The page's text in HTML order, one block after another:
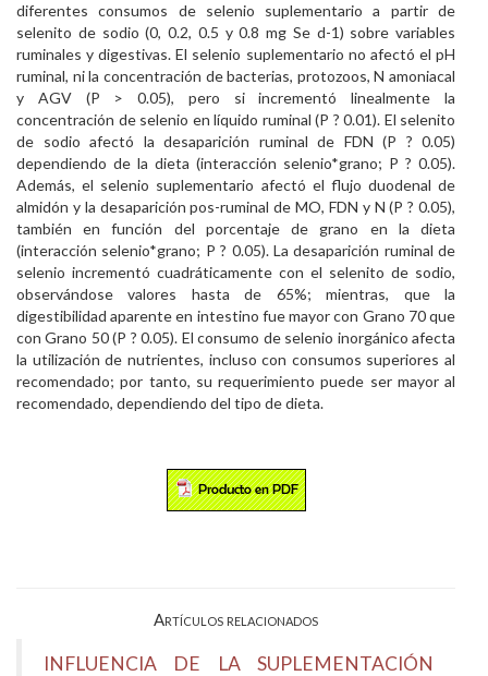
diferentes consumos de selenio suplementario a partir de
selenito de sodio (0, 0.2, 0.5 y 0.8 mg Se d-1) sobre variables
ruminales y digestivas. El selenio suplementario no afectó el pH
ruminal, ni la concentración de bacterias, protozoos, N amoniacal
y AGV (P > 0.05), pero si incrementó linealmente la
concentración de selenio en líquido ruminal (P ? 0.01). El selenito
de sodio afectó la desaparición ruminal de FDN (P ? 0.05)
dependiendo de la dieta (interacción selenio*grano; P ? 0.05).
Además, el selenio suplementario afectó el flujo duodenal de
almidón y la desaparición pos-ruminal de MO, FDN y N (P ? 0.05),
también en función del porcentaje de grano en la dieta
(interacción selenio*grano; P ? 0.05). La desaparición ruminal de
selenio incrementó cuadráticamente con el selenito de sodio,
observándose valores hasta de 65%; mientras, que la
digestibilidad aparente en intestino fue mayor con Grano 70 que
con Grano 50 (P ? 0.05). El consumo de selenio inorgánico afecta
la utilización de nutrientes, incluso con consumos superiores al
recomendado; por tanto, su requerimiento puede ser mayor al
recomendado, dependiendo del tipo de dieta.
Artículos relacionados
INFLUENCIA DE LA SUPLEMENTACIÓN